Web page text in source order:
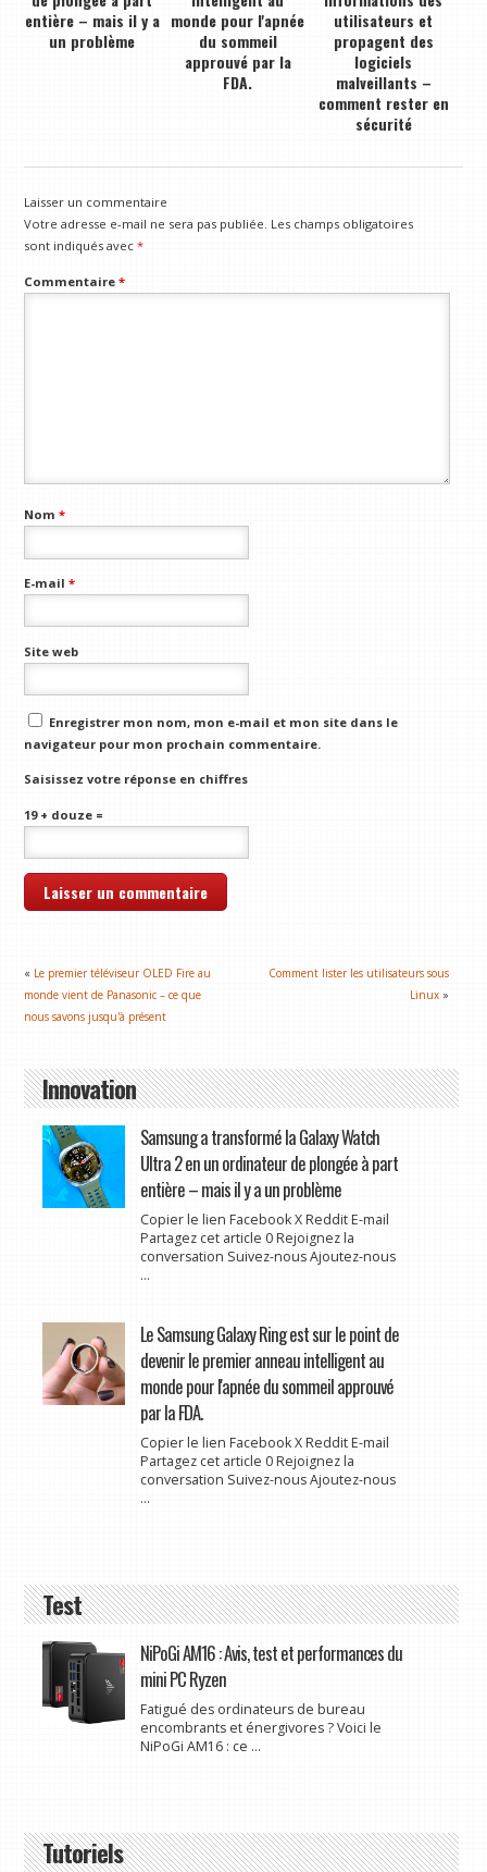
entière – mais il y a
un problème
monde pour l'apnée
du sommeil
approuvé par la
FDA.
utilisateurs et
propagent des
logiciels
malveillants –
comment rester en
sécurité
Laisser un commentaire
Votre adresse e-mail ne sera pas publiée. Les champs obligatoires
sont indiqués avec*
Commentaire*
Nom*
E-mail*
Site web
Enregistrer mon nom, mon e-mail et mon site dans le
navigateur pour mon prochain commentaire.
Saisissez votre réponse en chiffres
19 + douze =
« Le premier téléviseur OLED Fire au
monde vient de Panasonic – ce que
nous savons jusqu'à présent
Comment lister les utilisateurs sous
Linux »
Innovation
Samsung a transformé la Galaxy Watch
Ultra 2 en un ordinateur de plongée à part
entière – mais il y a un problème
Copier le lien Facebook X Reddit E-mail
Partagez cet article 0 Rejoignez la
conversation Suivez-nous Ajoutez-nous
...
Le Samsung Galaxy Ring est sur le point de
devenir le premier anneau intelligent au
monde pour l'apnée du sommeil approuvé
par la FDA.
Copier le lien Facebook X Reddit E-mail
Partagez cet article 0 Rejoignez la
conversation Suivez-nous Ajoutez-nous
...
Test
NiPoGi AM16 : Avis, test et performances du
mini PC Ryzen
Fatigué des ordinateurs de bureau
encombrants et énergivores ? Voici le
NiPoGi AM16 : ce ...
Tutoriels